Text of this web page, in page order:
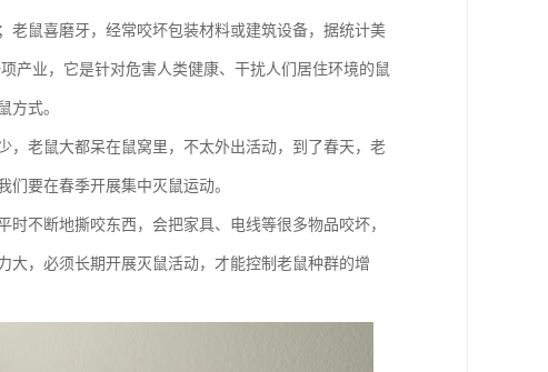
老鼠喜磨牙，经常咬坏包装材料或建筑设备，据统计美
产业，它是针对危害人类健康、干扰人们居住环境的鼠
方式。
，老鼠大都呆在鼠窝里，不太外出活动，到了春天，老
要在春季开展集中灭鼠运动。
不断地撕咬东西，会把家具、电线等很多物品咬坏，
大，必须长期开展灭鼠活动，才能控制老鼠种群的增